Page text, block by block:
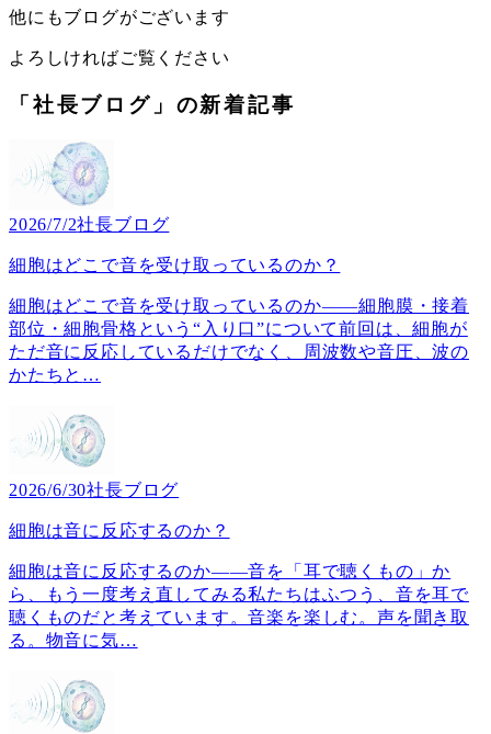
他にもブログがございます
よろしければご覧ください
「社長ブログ」の新着記事
2026/7/2社長ブログ
細胞はどこで音を受け取っているのか？
細胞はどこで音を受け取っているのか――細胞膜・接着
部位・細胞骨格という“入り口”について前回は、細胞が
ただ音に反応しているだけでなく、周波数や音圧、波の
かたちと …
2026/6/30社長ブログ
細胞は音に反応するのか？
細胞は音に反応するのか――音を「耳で聴くもの」か
ら、もう一度考え直してみる私たちはふつう、音を耳で
聴くものだと考えています。音楽を楽しむ。声を聞き取
る。物音に気…